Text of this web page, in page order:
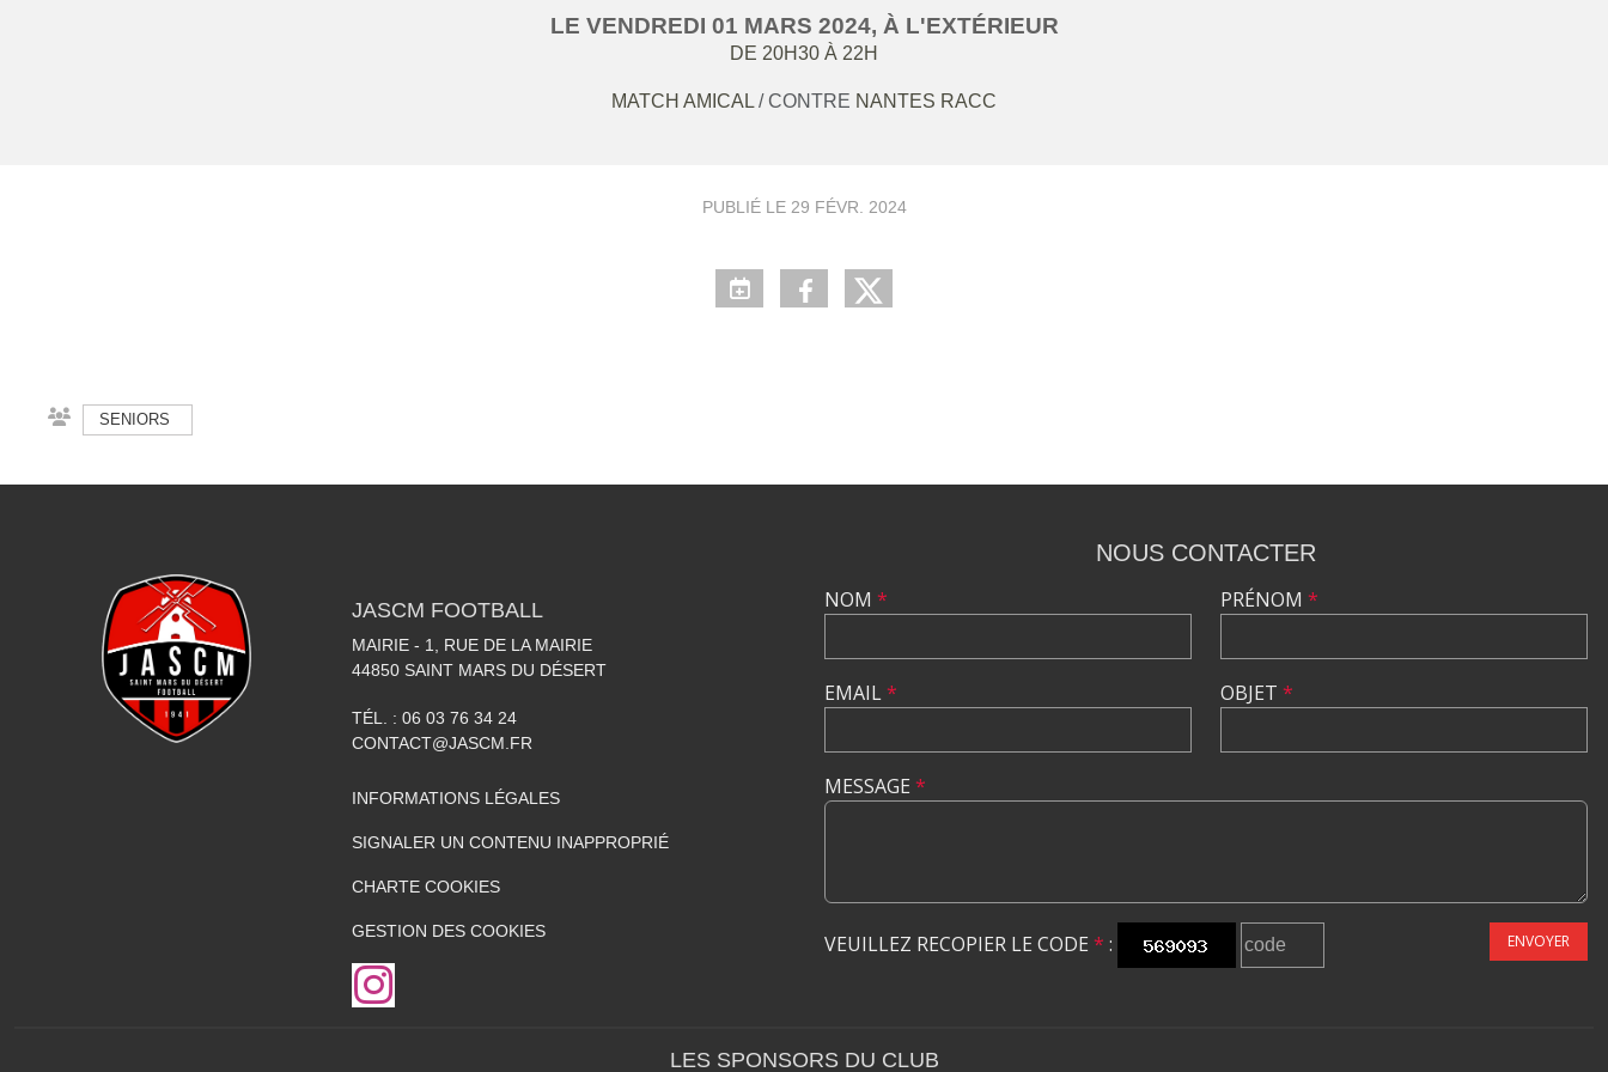
LE VENDREDI 01 MARS 2024, À L'EXTÉRIEUR
DE 20H30 À 22H
MATCH AMICAL / CONTRE NANTES RACC
PUBLIÉ LE 29 FÉVR. 2024
SENIORS
JASCM FOOTBALL
MAIRIE - 1, RUE DE LA MAIRIE
44850 SAINT MARS DU DÉSERT
TÉL. : 06 03 76 34 24
CONTACT@JASCM.FR
INFORMATIONS LÉGALES
SIGNALER UN CONTENU INAPPROPRIÉ
CHARTE COOKIES
GESTION DES COOKIES
NOUS CONTACTER
NOM *
EMAIL*
PRÉNOM *
OBJET *
MESSAGE *
VEUILLEZ RECOPIER LE CODE * : ENVOYER
LES SPONSORS DU CLUB